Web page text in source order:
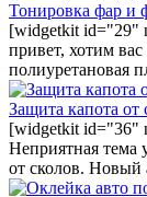
Тонировка фар и
[widgetkit id="29"
привет, хотим
полиуретановая
Защита капота от
[widgetkit id="36"
Неприятная тема
от сколов.